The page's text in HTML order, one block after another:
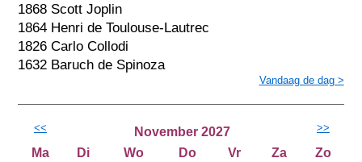
1868 Scott Joplin
1864 Henri de Toulouse-Lautrec
1826 Carlo Collodi
1632 Baruch de Spinoza
Vandaag de dag >
<< November 2027 >>
Ma Di Wo Do Vr Za
Zo